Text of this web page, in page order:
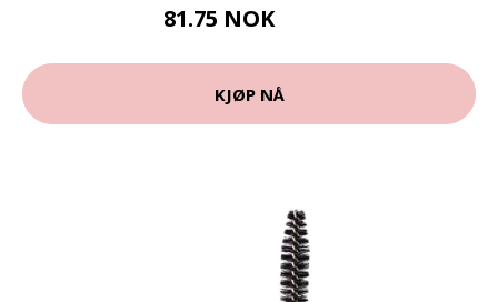
81.75 NOK
KJØP NÅ